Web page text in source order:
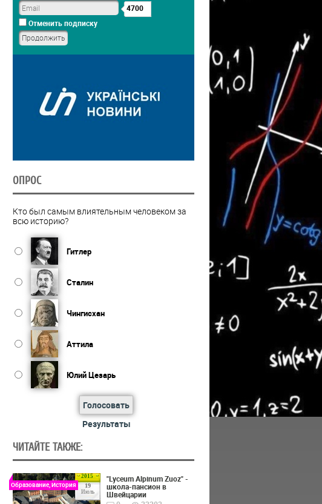
4700
Отменить подписку
ОПРОС
Кто был самым влиятельным человеком за
всю историю?
Гитлер
Сталин
Чингисхан
Аттила
Юлий Цезарь
Голосовать
Результаты
ЧИТАЙТЕ ТАКЖЕ:
2015
19
Июль
Образование, История
"Lyceum Alpinum Zuoz" -
школа-пансион в
Швейцарии